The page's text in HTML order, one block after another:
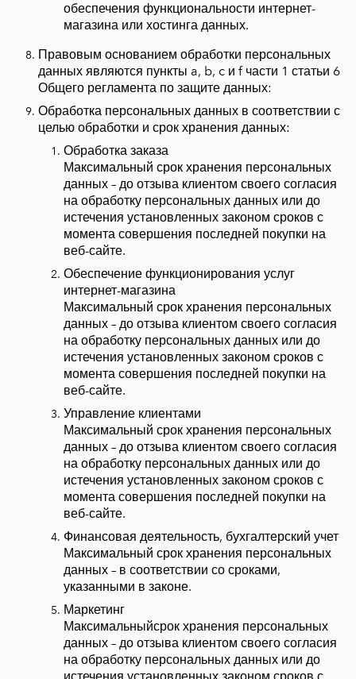
обеспечения функциональности интернет-
магазина или хостинга данных.
Правовым основанием обработки персональных
данных являются пункты a, b, c и f части 1 статьи 6
Общего регламента по защите данных:
Обработка персональных данных в соответствии с
целью обработки и срок хранения данных:
Обработка заказа
Максимальный срок хранения персональных
данных – до отзыва клиентом своего согласия
на обработку персональных данных или до
истечения установленных законом сроков с
момента совершения последней покупки на
веб-сайте.
Обеспечение функционирования услуг
интернет-магазина
Максимальный срок хранения персональных
данных – до отзыва клиентом своего согласия
на обработку персональных данных или до
истечения установленных законом сроков с
момента совершения последней покупки на
веб-сайте.
Управление клиентами
Максимальный срок хранения персональных
данных – до отзыва клиентом своего согласия
на обработку персональных данных или до
истечения установленных законом сроков с
момента совершения последней покупки на
веб-сайте.
Финансовая деятельность, бухгалтерский учет
Максимальный срок хранения персональных
данных – в соответствии со сроками,
указанными в законе.
Маркетинг
Максимальныйсрок хранения персональных
данных – до отзыва клиентом своего согласия
на обработку персональных данных или до